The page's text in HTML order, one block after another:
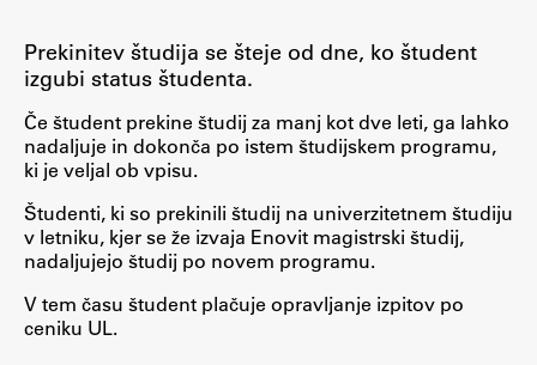
Alumni
Knjižnica
Mednarodno sodelovanje
Članstva v združenjih
Tržna dejavnost
Kontakti
Intranet UL FA
Prekinitev študija se šteje od dne, ko študent
izgubi status študenta.
Če študent prekine študij za manj kot dve leti, ga lahko
nadaljuje in dokonča po istem študijskem programu,
ki je veljal ob vpisu.
Študenti, ki so prekinili študij na univerzitetnem študiju
v letniku, kjer se že izvaja Enovit magistrski študij,
nadaljujejo študij po novem programu.
V tem času študent plačuje opravljanje izpitov po
ceniku UL.